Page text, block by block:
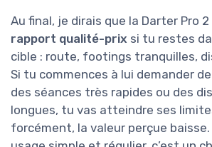
Au final, je dirais que la Darter Pro
rapport qualité-prix si tu restes
cible : route, footings tranquilles,
Si tu commences à lui demander
des séances très rapides ou des
longues, tu vas atteindre ses
forcément, la valeur perçue baisse.